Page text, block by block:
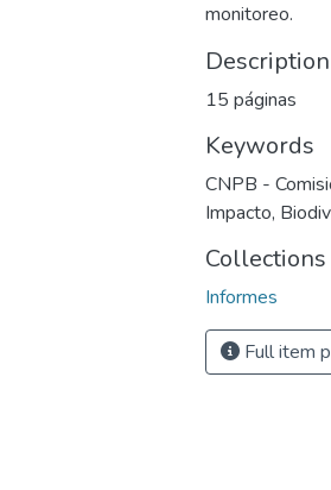
monitoreo.
Description
15 páginas
Keywords
CNPB -
Impacto,
Collections
Informes
Full item